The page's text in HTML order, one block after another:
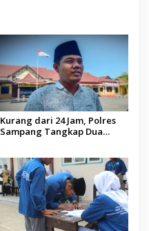
Kurang dari 24 Jam, Polres
Sampang Tangkap Dua